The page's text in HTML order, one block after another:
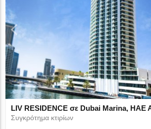
LIV RESIDENCE σε Dubai Marina, ΗΑΕ
Συγκρότημα κτιρίων